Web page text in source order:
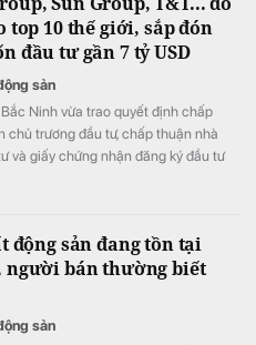
top 10 thế giới, sắp đón
đầu tư gần 7 tỷ USD
sản
Ninh vừa trao quyết định chấp
chủ trương đầu tư, chấp thuận nhà
và giấy chứng nhận đăng ký đầu tư
động sản đang tồn tại
người bán thường biết
sản